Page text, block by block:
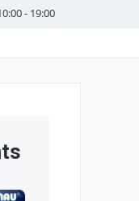
- 19:00